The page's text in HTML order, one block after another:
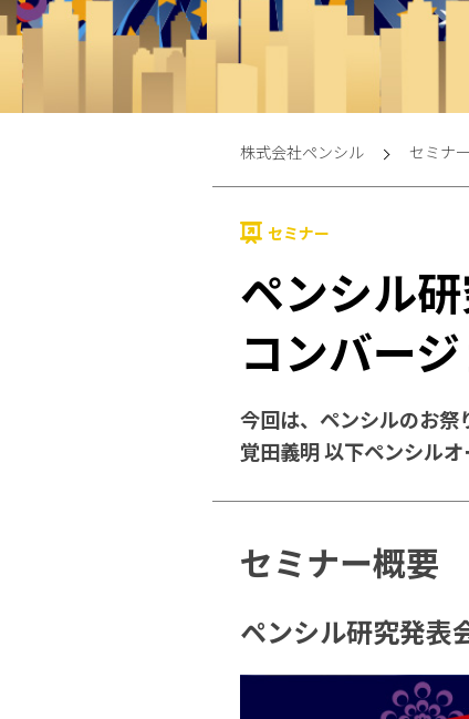
株式会社ペンシル セミナー
セミナー
ペンシル
コンバー
今回は、ペンシルのお祭
覚田義明 以下ペンシル
セミナー概要
ペンシル研究発